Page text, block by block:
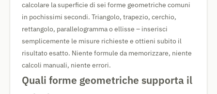
calcolare la superficie di sei forme geometriche comuni
in pochissimi secondi. Triangolo, trapezio, cerchio,
rettangolo, parallelogramma o ellisse – inserisci
semplicemente le misure richieste e ottieni subito il
risultato esatto. Niente formule da memorizzare, niente
calcoli manuali, niente errori.
Quali forme geometriche supporta il